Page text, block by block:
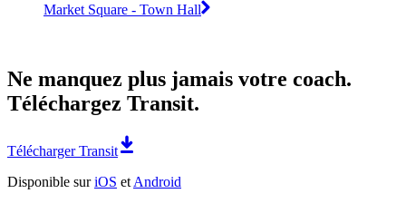
Market Square - Town Hall
Ne manquez plus jamais votre coach.
Téléchargez Transit.
Télécharger Transit
Disponible suriOS et Android